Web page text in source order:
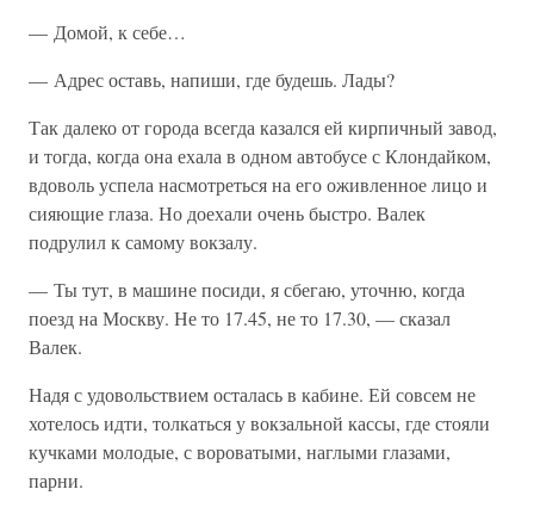
— Домой, к себе…
— Адрес оставь, напиши, где будешь. Лады?
Так далеко от города всегда казался ей кирпичный завод,
и тогда, когда она ехала в одном автобусе с Клондайком,
вдоволь успела насмотреться на его оживленное лицо и
сияющие глаза. Но доехали очень быстро. Валек
подрулил к самому вокзалу.
— Ты тут, в машине посиди, я сбегаю, уточню, когда
поезд на Москву. Не то 17.45, не то 17.30, — сказал
Валек.
Надя с удовольствием осталась в кабине. Ей совсем не
хотелось идти, толкаться у вокзальной кассы, где стояли
кучками молодые, с вороватыми, наглыми глазами,
парни.